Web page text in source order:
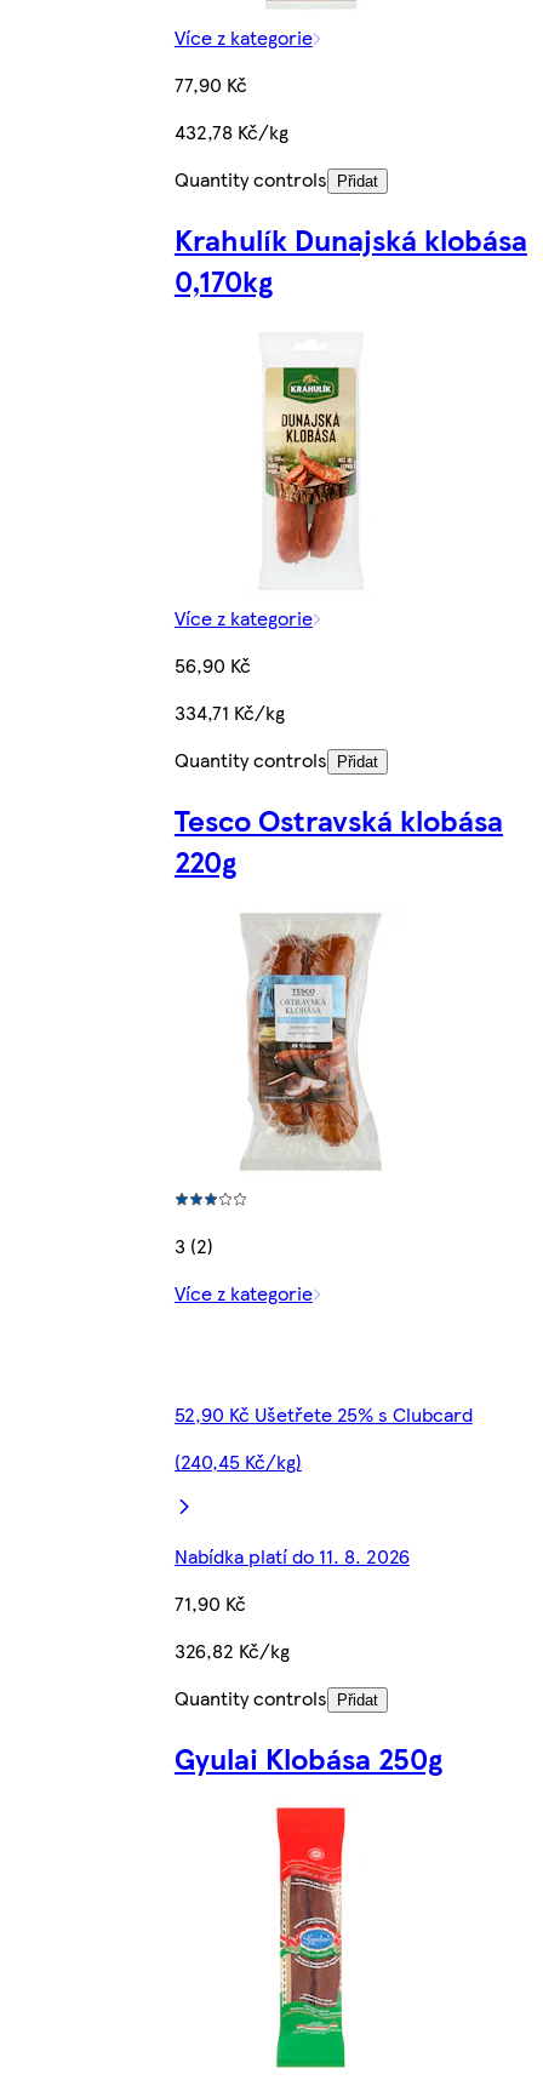
Více z kategorie
77,90 Kč
432,78 Kč/kg
Quantity controls
Přidat
Krahulík Dunajská klobása
0,170kg
Více z kategorie
56,90 Kč
334,71 Kč/kg
Quantity controls
Přidat
Tesco Ostravská klobása
220g
3 (2)
Více z kategorie
52,90 Kč Ušetřete 25% s Clubcard
(240,45 Kč/kg)
Nabídka platí do 11. 8. 2026
71,90 Kč
326,82 Kč/kg
Quantity controls
Přidat
Gyulai Klobása 250g